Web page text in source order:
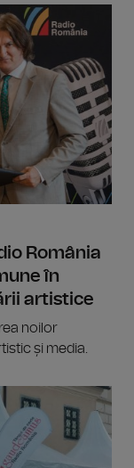
România
în
artistice
noilor
și media.